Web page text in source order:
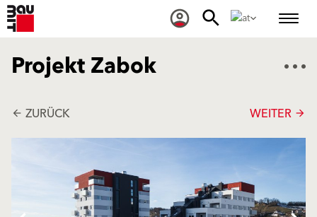
Projekt Zabok
arrow_back ZURÜCK WEITER arrow_forward